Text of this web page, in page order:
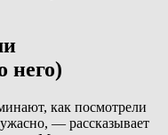
него)
как посмотрели
— рассказывает